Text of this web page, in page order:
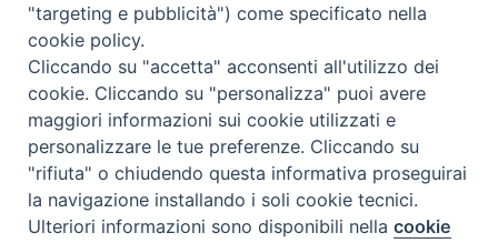
PEC ufficiale della Diocesi:
diocesi.melfi_rapolla_venosa@legalmail.it
Preferenze Cookie
"targeting e pubblicità") come specificato nella
cookie policy.
Cliccando su "accetta" acconsenti all'utilizzo dei
cookie. Cliccando su "personalizza" puoi avere
maggiori informazioni sui cookie utilizzati e
personalizzare le tue preferenze. Cliccando su
"rifiuta" o chiudendo questa informativa proseguirai
la navigazione installando i soli cookie tecnici.
Ulteriori informazioni sono disponibili nellacookie